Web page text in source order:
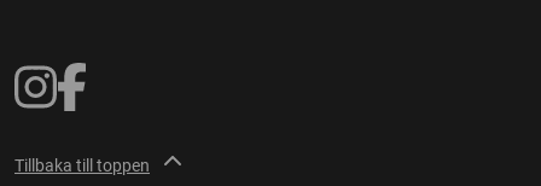
Tillbaka till toppen